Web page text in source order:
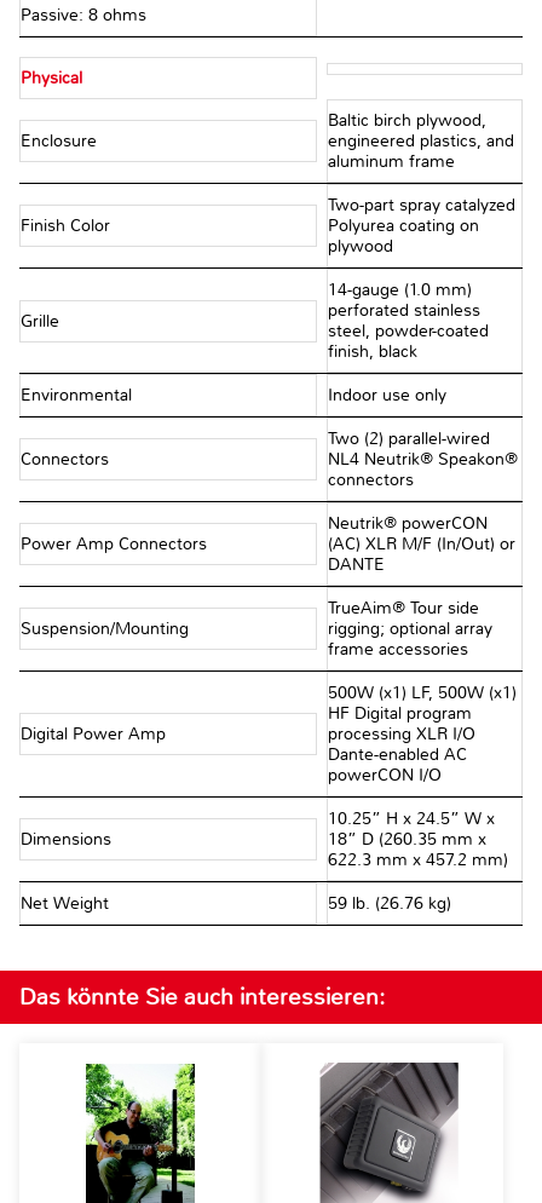
Passive: 8 ohms
Physical
Enclosure
Baltic birch plywood,
engineered plastics, and
aluminum frame
Finish Color
Two-part spray catalyzed
Polyurea coating on
plywood
Grille
14-gauge (1.0 mm)
perforated stainless
steel, powder-coated
finish, black
Environmental Indoor use only
Connectors
Two (2) parallel-wired
NL4 Neutrik® Speakon®
connectors
Power Amp Connectors
Neutrik® powerCON
(AC) XLR M/F (In/Out) or
DANTE
Suspension/Mounting
TrueAim® Tour side
rigging; optional array
frame accessories
Digital Power Amp
500W (x1) LF, 500W (x1)
HF Digital program
processing XLR I/O
Dante-enabled AC
powerCON I/O
Dimensions
10.25” H x 24.5” W x
18” D (260.35 mm x
622.3 mm x 457.2 mm)
Net Weight 59 lb. (26.76 kg)
Das könnte Sie auch interessieren: